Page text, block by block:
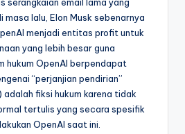
masa lalu, Elon Musk sebenarnya
menjadi entitas profit untuk
yang lebih besar guna
hukum OpenAI berpendapat
“perjanjian pendirian”
adalah fiksi hukum karena tidak
tertulis yang secara spesifik
OpenAI saat ini.